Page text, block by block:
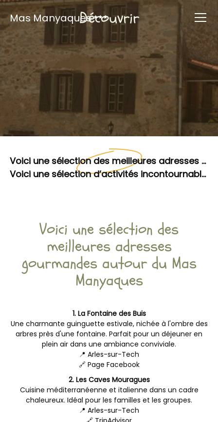
Mas ManyaquesDécouvrir
Voici une sélection des meilleures adresses gourmandes autour du Mas Manyaques
Voici une sélection d’activités incontournables à découvrir autour du Mas Manyaques,
Voici une sélection des
meilleures adresses
gourmandes autour du Mas
Manyaques
1. La Fontaine des Buis
Une charmante guinguette estivale, nichée à l'ombre des
arbres près d'une fontaine. Parfait pour un déjeuner en
plein air dans une ambiance conviviale.
📍 Arles-sur-Tech
🔗 Page Facebook
2. Les Caves Mouragues
Cuisine méditerranéenne et italienne dans un cadre
chaleureux. Idéal pour les familles et les groupes.
📍 Arles-sur-Tech